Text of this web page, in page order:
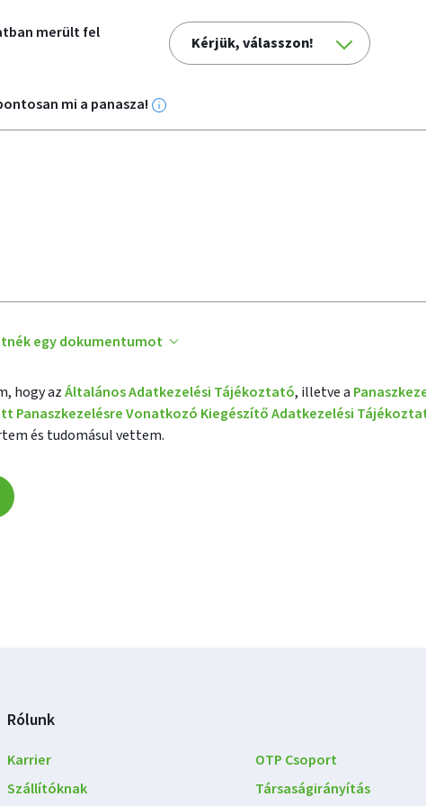
merült fel
Kérjük, válasszon!
mi a panasza!
További
információk
egy dokumentumot
hogy azÁltalános Adatkezelési Tájékoztató, illetve a
Panaszkezelésre Vonatkozó Kiegészítő Adatkezelési
és tudomásul vettem.
Rólunk
Karrier
Szállítóknak
OTP Csoport
Társaságirányítás